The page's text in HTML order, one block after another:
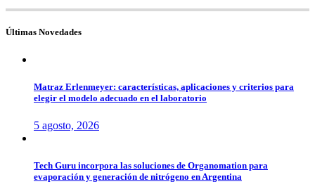
Últimas Novedades
Matraz Erlenmeyer: características, aplicaciones y criterios para
elegir el modelo adecuado en el laboratorio
5 agosto, 2026
Tech Guru incorpora las soluciones de Organomation para
evaporación y generación de nitrógeno en Argentina